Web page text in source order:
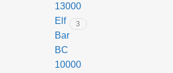
13000
Elf
Bar
BC
10000
3